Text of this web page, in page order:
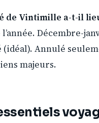
de Vintimille a-t-il
Décembre-
Annulé
majeurs.